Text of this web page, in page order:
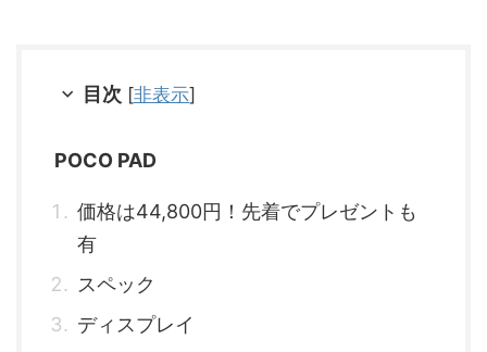
目次 [非表示]
POCO PAD
価格は44,800円！先着でプレゼントも
有
スペック
ディスプレイ